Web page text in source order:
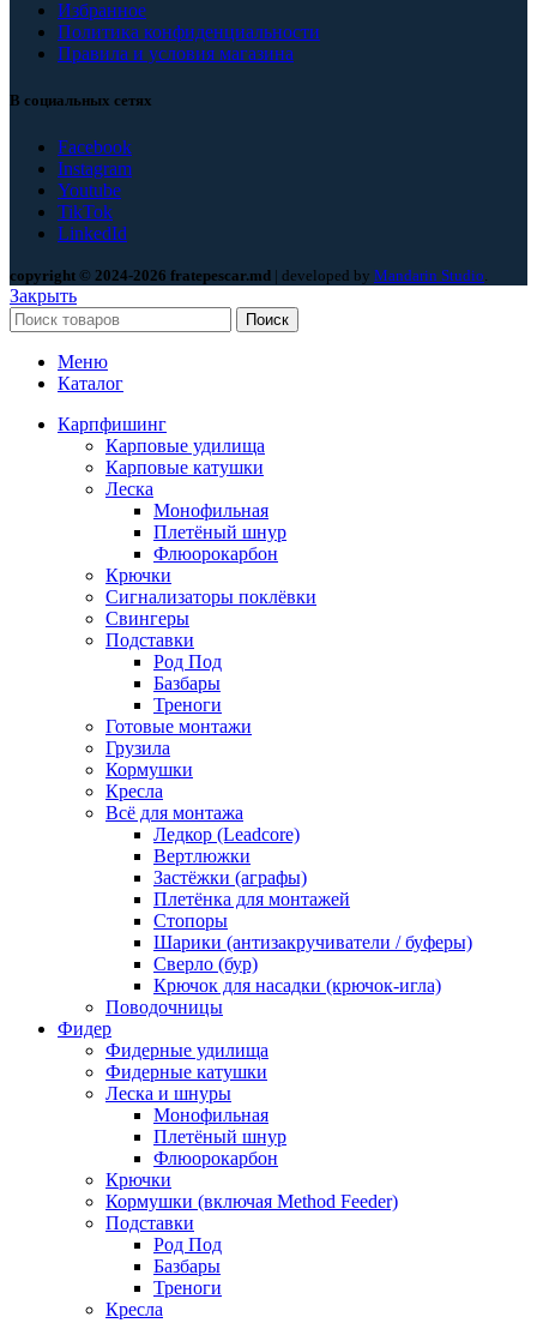
Избранное
Политика конфиденциальности
Правила и условия магазина
В социальных сетях
Facebook
Instagram
Youtube
TikTok
LinkedId
copyright © 2024-2026 fratepescar.md | developed by Mandarin Studio
Закрыть
Поиск
Меню
Каталог
Карпфишинг
Карповые удилища
Карповые катушки
Леска
Монофильная
Плетёный шнур
Флюорокарбон
Крючки
Сигнализаторы поклёвки
Свингеры
Подставки
Род Под
Базбары
Треноги
Готовые монтажи
Грузила
Кормушки
Кресла
Всё для монтажа
Ледкор (Leadcore)
Вертлюжки
Застёжки (аграфы)
Плетёнка для монтажей
Стопоры
Шарики (антизакручиватели / буферы)
Сверло (бур)
Крючок для насадки (крючок-игла)
Поводочницы
Фидер
Фидерные удилища
Фидерные катушки
Леска и шнуры
Монофильная
Плетёный шнур
Флюорокарбон
Крючки
Кормушки (включая Method Feeder)
Подставки
Род Под
Базбары
Треноги
Кресла